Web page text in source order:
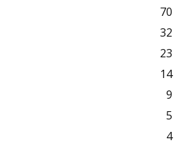
70
32
23
14
9
5
4